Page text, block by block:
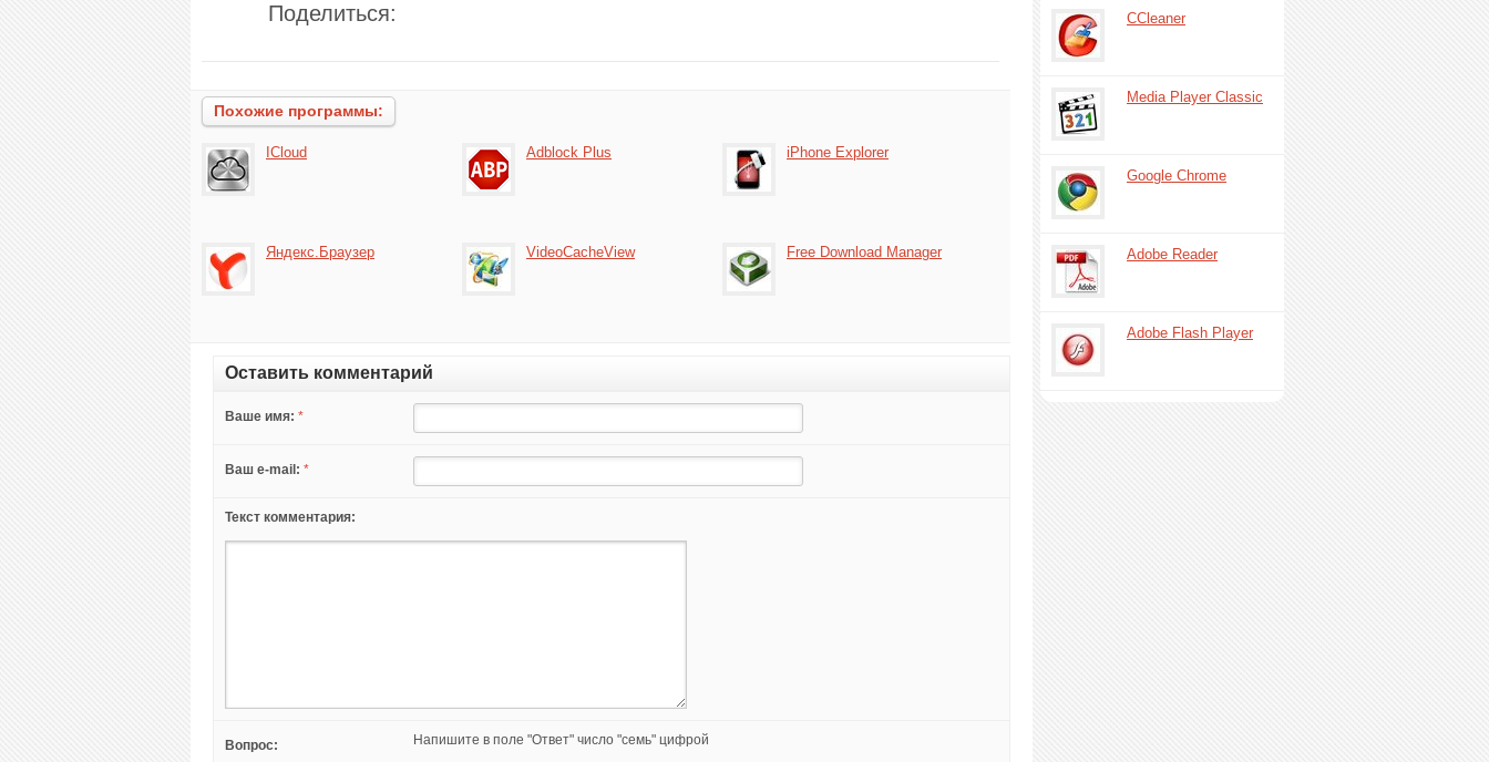
Поделиться:
Похожие программы:
ICloud Adblock Plus iPhone Explorer
Яндекс.Браузер VideoCacheView Free Download Manager
Оставить комментарий
Ваше имя: *
Ваш e-mail: *
Текст комментария:
Вопрос: Напишите в поле "Ответ" число "семь" цифрой
CCleaner
Media Player Classic
Google Chrome
Adobe Reader
Adobe Flash Player